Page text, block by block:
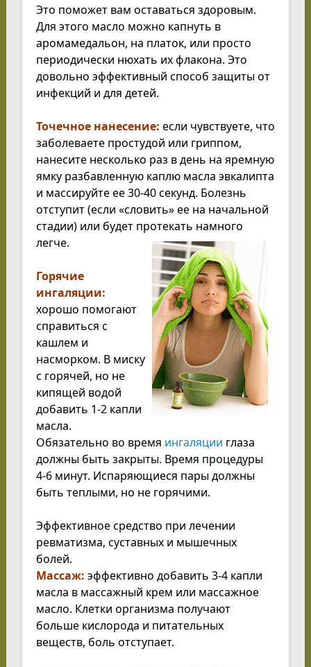
Это поможет вам оставаться здоровым.
Для этого масло можно капнуть в
аромамедальон, на платок, или просто
периодически нюхать их флакона. Это
довольно эффективный способ защиты от
инфекций и для детей.
Точечное нанесение: если чувствуете, что
заболеваете простудой или гриппом,
нанесите несколько раз в день на яремную
ямку разбавленную каплю масла эвкалипта
и массируйте ее 30-40 секунд. Болезнь
отступит (если «словить» ее на начальной
стадии) или будет протекать намного
легче.
Горячие
ингаляции:
хорошо помогают
справиться с
кашлем и
насморком. В миску
с горячей, но не
кипящей водой
добавить 1-2 капли
масла.
Обязательно во время ингаляции глаза
должны быть закрыты. Время процедуры
4-6 минут. Испаряющиеся пары должны
быть теплыми, но не горячими.
Эффективное средство при лечении
ревматизма, суставных и мышечных
болей.
Массаж: эффективно добавить 3-4 капли
масла в массажный крем или массажное
масло. Клетки организма получают
больше кислорода и питательных
веществ, боль отступает.